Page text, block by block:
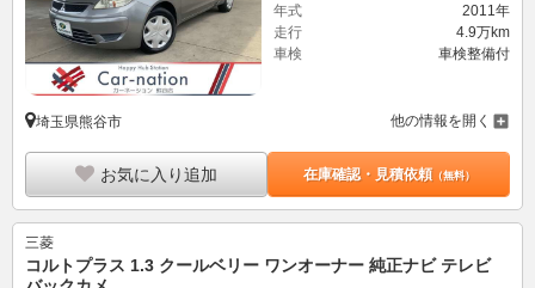
年式
2011年
走行
4.9万km
車検
車検整備付
埼玉県熊谷市 他の情報を開く
お気に入り追加 在庫確認・見積依頼（無料）
三菱
コルトプラス 1.3 クールベリー ワンオーナー 純正ナビ テレビ